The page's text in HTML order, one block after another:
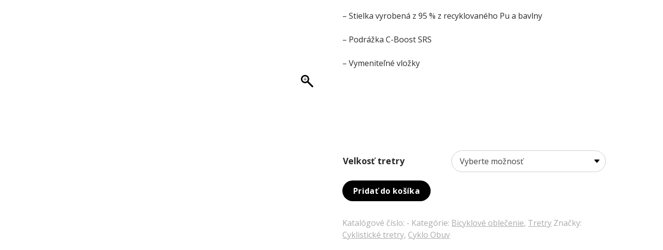
– Stielka vyrobená z 95 % z recyklovaného Pu a bavlny
– Podrážka C-Boost SRS
– Vymeniteľné vložky
Velkosť tretry
Pridať do košíka
Katalógové číslo: - Kategórie: Bicyklové oblečenie, Tretry Značky:
Cyklistické tretry, Cyklo Obuv